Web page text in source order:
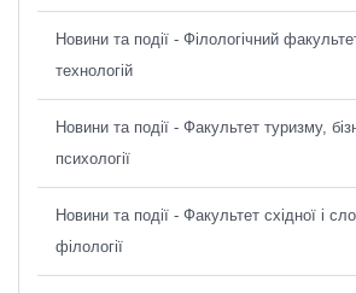
Новини та події - Філологічний
технологій
Новини та події - Факультет туризму,
психології
Новини та події - Факультет східної і
філології